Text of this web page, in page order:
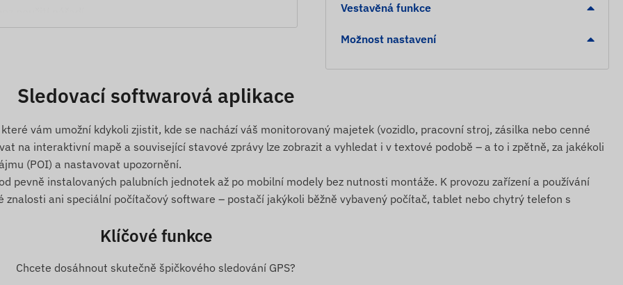
použití nářadí.
chráněný objekt vystaven vnějšímu vlivu.
zóny (POI).
Vestavěná funkce
Možnost nastavení
Sledovací softwarová aplikace
vám umožní kdykoli zjistit, kde se nachází váš monitorovaný majetek (vozidlo, pracovní stroj, zásilka nebo cenné
na interaktivní mapě a související stavové zprávy lze zobrazit a vyhledat i v textové podobě – a to i zpětně, za jakékoli
(POI) a nastavovat upozornění.
pevně instalovaných palubních jednotek až po mobilní modely bez nutnosti montáže. K provozu zařízení a používání
znalosti ani speciální počítačový software – postačí jakýkoli běžně vybavený počítač, tablet nebo chytrý telefon s
Klíčové funkce
Chcete dosáhnout skutečně špičkového sledování GPS?